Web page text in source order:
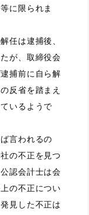
に限られま
任は逮捕後、
が、取締役会
捕前に自ら解
反省を踏まえ
いるようで
言われるの
の不正を見つ
認会計士は会
の不正につい
見した不正は